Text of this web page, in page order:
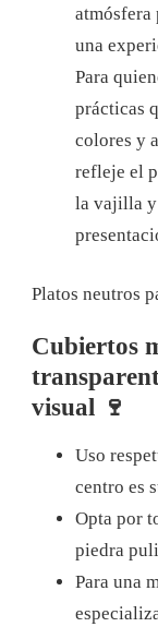
atmósfera
una
Para
prácticas
colores y
refleje el
la vajilla
Platos neutros
Cubiertos
visual 🍷
Uso
centro es
Opta por
piedra
Para una